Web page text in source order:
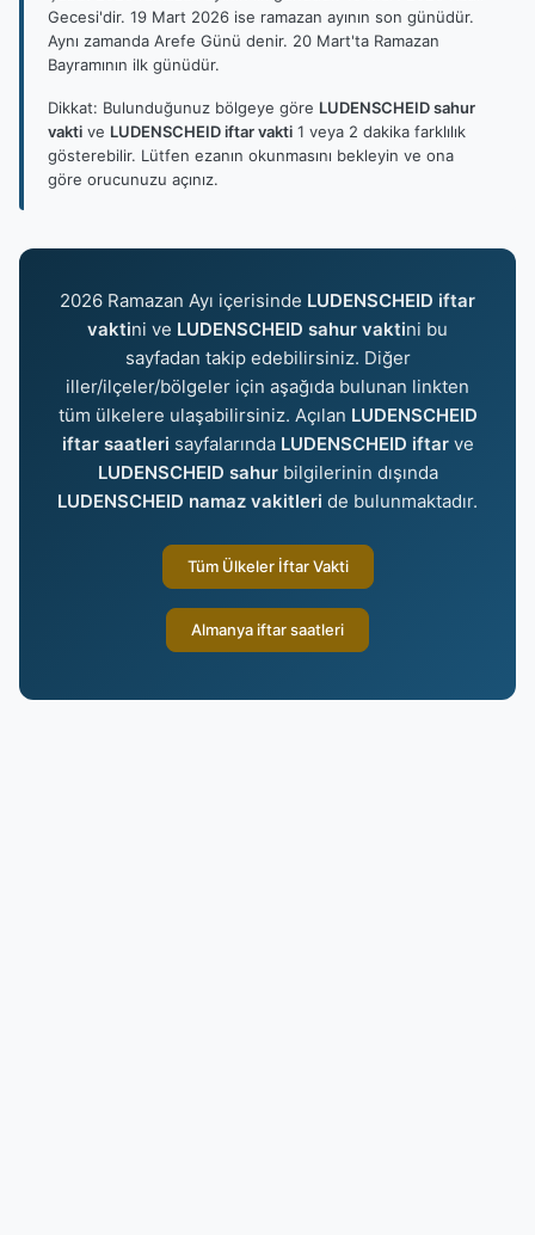
Gecesi'dir. 19 Mart 2026 ise ramazan ayının son günüdür.
Aynı zamanda Arefe Günü denir. 20 Mart'ta Ramazan
Bayramının ilk günüdür.
Dikkat: Bulunduğunuz bölgeye göre LUDENSCHEID sahur
vakti ve LUDENSCHEID iftar vakti 1 veya 2 dakika farklılık
gösterebilir. Lütfen ezanın okunmasını bekleyin ve ona
göre orucunuzu açınız.
2026 Ramazan Ayı içerisinde LUDENSCHEID iftar
vaktini ve LUDENSCHEID sahur vaktini bu
sayfadan takip edebilirsiniz. Diğer
iller/ilçeler/bölgeler için aşağıda bulunan linkten
tüm ülkelere ulaşabilirsiniz. Açılan LUDENSCHEID
iftar saatleri sayfalarında LUDENSCHEID iftarve
LUDENSCHEID sahurbilgilerinin dışında
LUDENSCHEID namaz vakitleri de bulunmaktadır.
Tüm Ülkeler İftar Vakti
Almanya iftar saatleri